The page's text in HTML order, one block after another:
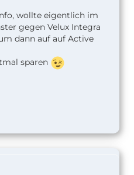
wollte eigentlich im
gegen Velux Integra
dann auf auf Active
sparen